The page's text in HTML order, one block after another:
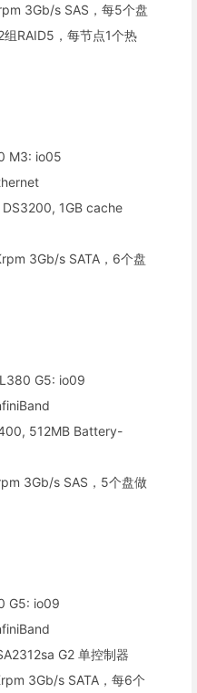
3Gb/s SAS，每5个盘
RAID5，每节点1个热
M3: io05
1GB cache
3Gb/s SATA，6个盘
G5: io09
512MB Battery-
3Gb/s SAS，5个盘做
G5: io09
G2 单控制器
3Gb/s SATA，每6个